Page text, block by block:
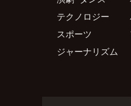
テクノロジー
スポーツ
ジャーナリズム